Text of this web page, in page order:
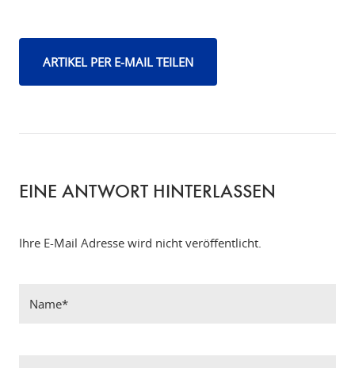
ARTIKEL PER E-MAIL TEILEN
EINE ANTWORT HINTERLASSEN
Ihre E-Mail Adresse wird nicht veröffentlicht.